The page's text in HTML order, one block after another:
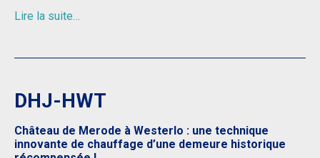
Lire la suite…
DHJ-HWT
Château de Merode à Westerlo : une technique
innovante de chauffage d’une demeure historique